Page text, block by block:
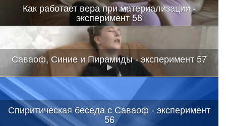
Как работает вера при материализации -
эксперимент 58
Саваоф, Синие и Пирамиды - эксперимент 57
Спиритическая беседа с Саваоф - эксперимент
56